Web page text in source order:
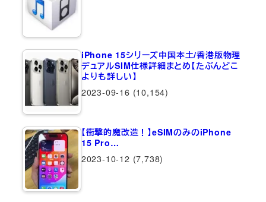
iPhone 15シリーズ中国本土/香港版物理
デュアルSIM仕様詳細まとめ【たぶんどこ
よりも詳しい】
2023-09-16 (10,154)
【衝撃的魔改造！】eSIMのみのiPhone
15 Pro…
2023-10-12 (7,738)